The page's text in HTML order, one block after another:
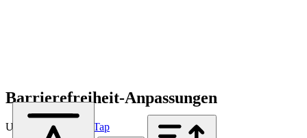
Barrierefreiheit-Anpassungen
Unterstützt von OneTap